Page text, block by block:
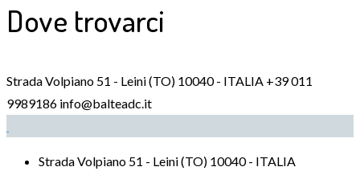
Dove trovarci
Strada Volpiano 51 - Leini (TO) 10040 - ITALIA +39 011
9989186 info@balteadc.it
Strada Volpiano 51 - Leini (TO) 10040 - ITALIA